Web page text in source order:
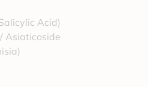
Acid)
Asiaticoside